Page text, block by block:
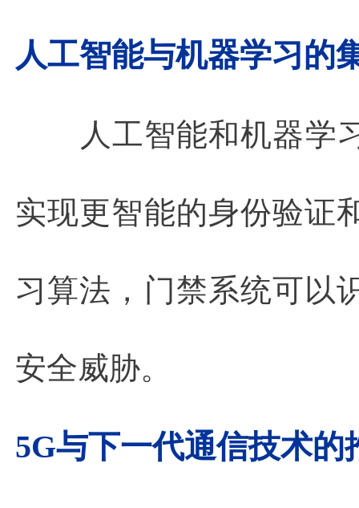
人工智能与机器学习的
人工智能和机器学
实现更智能的身份验证
习算法，门禁系统可以
安全威胁。
5G与下一代通信技术的